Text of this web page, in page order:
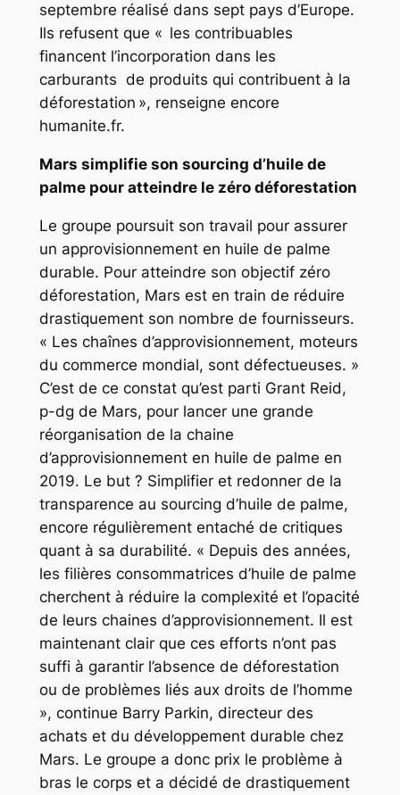
septembre réalisé dans sept pays d’Europe.
Ils refusent que « les contribuables
financent l’incorporation dans les
carburants de produits qui contribuent à la
déforestation », renseigne encore
humanite.fr.
Mars simplifie son sourcing d’huile de
palme pour atteindre le zéro déforestation
Le groupe poursuit son travail pour assurer
un approvisionnement en huile de palme
durable. Pour atteindre son objectif zéro
déforestation, Mars est en train de réduire
drastiquement son nombre de fournisseurs.
« Les chaînes d’approvisionnement, moteurs
du commerce mondial, sont défectueuses. »
C’est de ce constat qu’est parti Grant Reid,
p-dg de Mars, pour lancer une grande
réorganisation de la chaine
d’approvisionnement en huile de palme en
2019. Le but ? Simplifier et redonner de la
transparence au sourcing d’huile de palme,
encore régulièrement entaché de critiques
quant à sa durabilité. « Depuis des années,
les filières consommatrices d’huile de palme
cherchent à réduire la complexité et l’opacité
de leurs chaines d’approvisionnement. Il est
maintenant clair que ces efforts n’ont pas
suffi à garantir l’absence de déforestation
ou de problèmes liés aux droits de l’homme
», continue Barry Parkin, directeur des
achats et du développement durable chez
Mars. Le groupe a donc prix le problème à
bras le corps et a décidé de drastiquement